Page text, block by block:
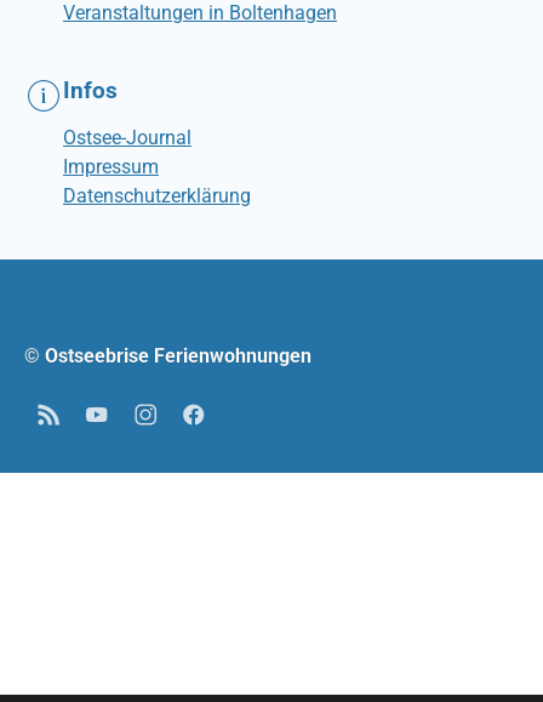
Veranstaltungen in Boltenhagen
Infos
Ostsee-Journal
Impressum
Datenschutzerklärung
© Ostseebrise Ferienwohnungen
RSS YouTubeInstagramFacebook